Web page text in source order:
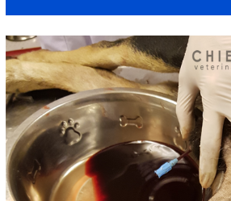
loại này có chứa nhiều khoáng chất. ...